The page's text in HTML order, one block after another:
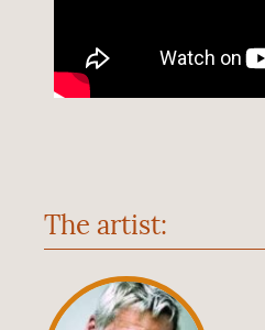
The artist: